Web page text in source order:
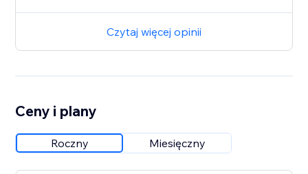
Czytaj więcej opinii
Ceny i plany
Roczny Miesięczny